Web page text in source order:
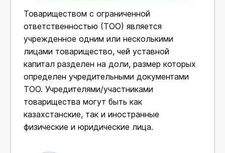
Товариществом с ограниченной
ответственностью (ТОО) является
учрежденное одним или несколькими
лицами товарищество, чей уставной
капитал разделен на доли, размер которых
определен учредительными документами
ТОО. Учредителями/участниками
товарищества могут быть как
казахстанские, так и иностранные
физические и юридические лица.